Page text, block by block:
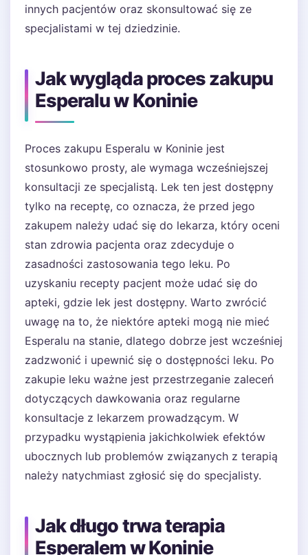
innych pacjentów oraz skonsultować się ze
specjalistami w tej dziedzinie.
Jak wygląda proces zakupu
Esperalu w Koninie
Proces zakupu Esperalu w Koninie jest
stosunkowo prosty, ale wymaga wcześniejszej
konsultacji ze specjalistą. Lek ten jest dostępny
tylko na receptę, co oznacza, że przed jego
zakupem należy udać się do lekarza, który oceni
stan zdrowia pacjenta oraz zdecyduje o
zasadności zastosowania tego leku. Po
uzyskaniu recepty pacjent może udać się do
apteki, gdzie lek jest dostępny. Warto zwrócić
uwagę na to, że niektóre apteki mogą nie mieć
Esperalu na stanie, dlatego dobrze jest wcześniej
zadzwonić i upewnić się o dostępności leku. Po
zakupie leku ważne jest przestrzeganie zaleceń
dotyczących dawkowania oraz regularne
konsultacje z lekarzem prowadzącym. W
przypadku wystąpienia jakichkolwiek efektów
ubocznych lub problemów związanych z terapią
należy natychmiast zgłosić się do specjalisty.
Jak długo trwa terapia
Esperalem w Koninie